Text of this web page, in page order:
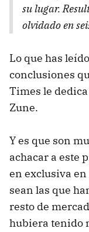
su lugar.
olvidado en
Lo que has
conclusiones
Times le
Zune.
Y es que son
achacar a este
en exclusiva en
sean las que
resto de
hubiera tenido